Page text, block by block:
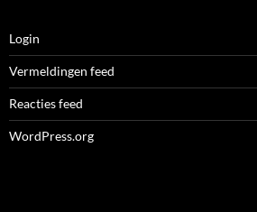
Login
Vermeldingen feed
Reacties feed
WordPress.org